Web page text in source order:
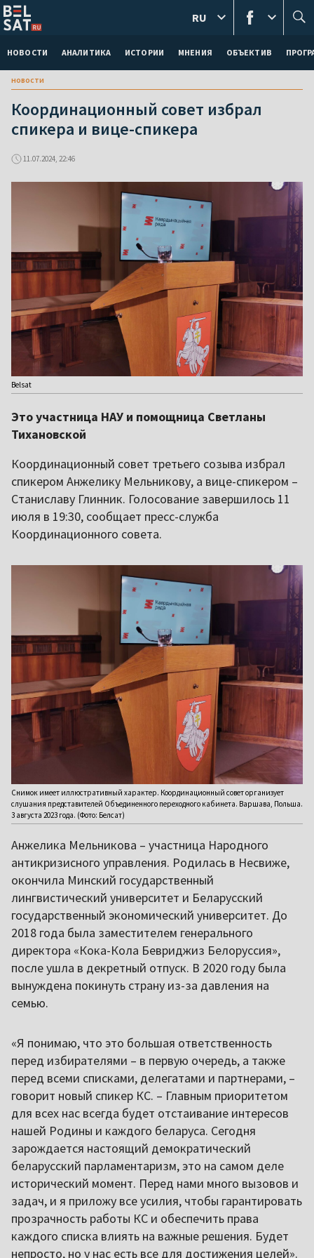
НОВОСТИ АНАЛИТИКА ИСТОРИИ МНЕНИЯ ОБЪЕКТИВ
RU
новости
Координационный совет избрал
спикера и вице-спикера
11.07.2024, 22:46
Belsat
Это участница НАУ и помощница Светланы
Тихановской
Координационный совет третьего созыва избрал
спикером Анжелику Мельникову, а вице-спикером –
Станиславу Глинник. Голосование завершилось 11
июля в 19:30, сообщает пресс-служба
Координационного совета.
Снимок имеет иллюстративный характер. Координационный совет организует
слушания представителей Объединенного переходного кабинета. Варшава, Польша.
3 августа 2023 года. (Фото: Белсат)
Анжелика Мельникова – участница Народного
антикризисного управления. Родилась в Несвиже,
окончила Минский государственный
лингвистический университет и Беларусский
государственный экономический университет. До
2018 года была заместителем генерального
директора «Кока-Кола Бевриджиз Белоруссия»,
после ушла в декретный отпуск. В 2020 году была
вынуждена покинуть страну из-за давления на
семью.
«Я понимаю, что это большая ответственность
перед избирателями – в первую очередь, а также
перед всеми списками, делегатами и партнерами, –
говорит новый спикер КС. – Главным приоритетом
для всех нас всегда будет отстаивание интересов
нашей Родины и каждого беларуса. Сегодня
зарождается настоящий демократический
беларусский парламентаризм, это на самом деле
исторический момент. Перед нами много вызовов и
задач, и я приложу все усилия, чтобы гарантировать
прозрачность работы КС и обеспечить права
каждого списка влиять на важные решения. Будет
непросто, но у нас есть все для достижения целей».